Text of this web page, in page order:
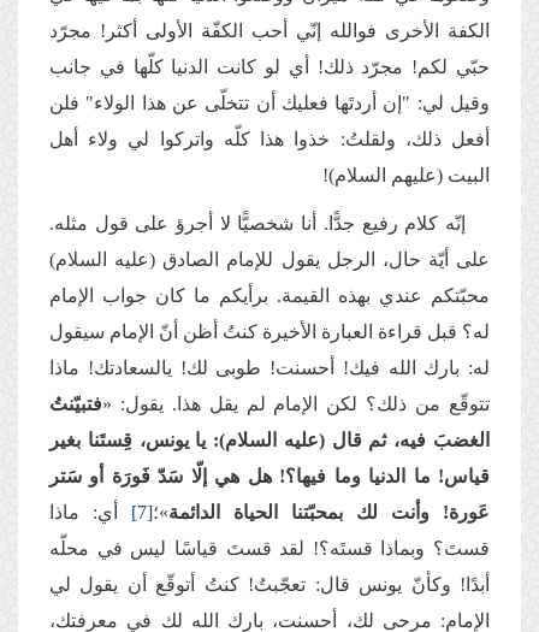
الكفة الأخرى فوالله إنّي أحب الكفّة الأولى أكثر! مجرّد
حبّي لكم! مجرّد ذلك! أي لو كانت الدنيا كلّها في جانب
وقيل لي: "إن أردتَها فعليك أن تتخلّى عن هذا الولاء" فلن
أفعل ذلك، ولقلتُ: خذوا هذا كلّه واتركوا لي ولاء أهل
البيت (عليهم السلام)!
إنّه كلام رفيع جدًّا. أنا شخصيًّا لا أجرؤ على قول مثله.
على أيّة حال، الرجل يقول للإمام الصادق (عليه السلام)
محبّتكم عندي بهذه القيمة. برأيكم ما كان جواب الإمام
له؟ قبل قراءة العبارة الأخيرة كنتُ أظن أنّ الإمام سيقول
له: بارك الله فيك! أحسنت! طوبى لك! يالسعادتك! ماذا
تتوقّع من ذلك؟ لكن الإمام لم يقل هذا. يقول: «فتبيّنتُ
الغضبَ فيه، ثم قال (عليه السلام): يا يونس، قِستَنا بغير
قياس! ما الدنيا وما فيها؟! هل هي إلّا سَدّ فَورَة أو سَتر
عَورة! وأنت لك بمحبّتنا الحياة الدائمة»؛[7] أي: ماذا
قستَ؟ وبماذا قستَه؟! لقد قستَ قياسًا ليس في محلّه
أبدًا! وكأنّ يونس قال: تعجّبتُ! كنتُ أتوقّع أن يقول لي
الإمام: مرحى لك، أحسنت، بارك الله لك في معرفتك،